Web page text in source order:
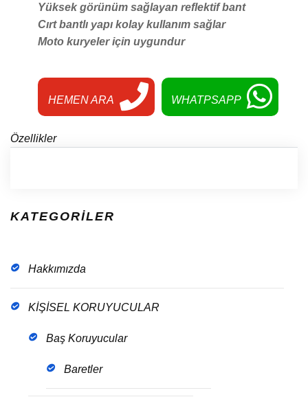
KATEGORİLER
Hakkımızda
KİŞİSEL KORUYUCULAR
Baş Koruyucular
Baretler
Yüksek görünüm sağlayan reflektif bant
Cırt bantlı yapı kolay kullanım sağlar
Moto kuryeler için uygundur
HEMEN ARA WHATPSAPP
Özellikler